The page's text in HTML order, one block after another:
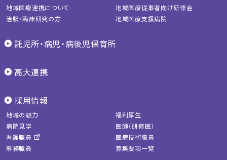
地域医療連携について
地域医療従事者向け研修会
治験・臨床研究の方
地域医療支援病院
託児所・病児・病後児保育所
高大連携
採用情報
地域の魅力
福利厚生
病院見学
医師（研修医）
看護職員
医療技術職員
事務職員
募集要項一覧